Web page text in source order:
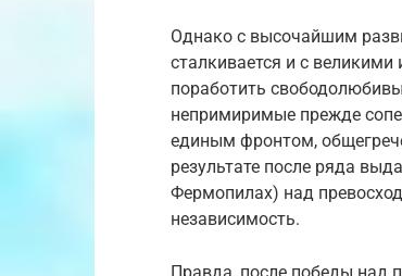
Однако с высочайшим
сталкивается и с
поработить
непримиримые прежде
единым фронтом,
результате после ряда
Фермопилах) над
независимость.